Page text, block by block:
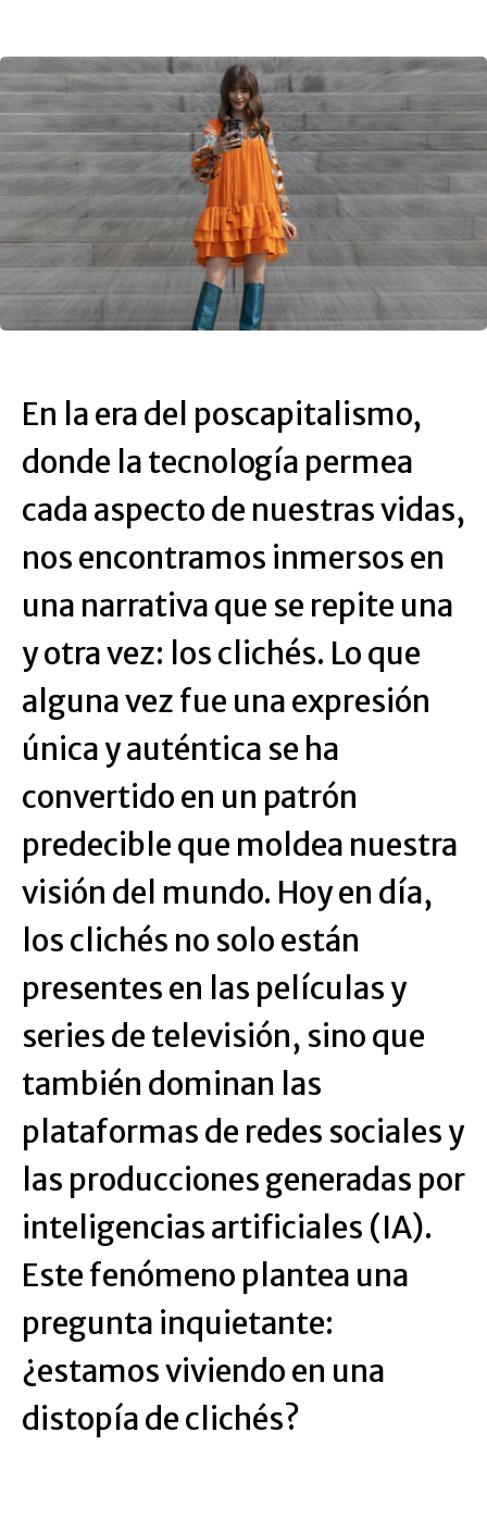
En la era del poscapitalismo,
donde la tecnología permea
cada aspecto de nuestras vidas,
nos encontramos inmersos en
una narrativa que se repite una
y otra vez: los clichés. Lo que
alguna vez fue una expresión
única y auténtica se ha
convertido en un patrón
predecible que moldea nuestra
visión del mundo. Hoy en día,
los clichés no solo están
presentes en las películas y
series de televisión, sino que
también dominan las
plataformas de redes sociales y
las producciones generadas por
inteligencias artificiales (IA).
Este fenómeno plantea una
pregunta inquietante:
¿estamos viviendo en una
distopía de clichés?